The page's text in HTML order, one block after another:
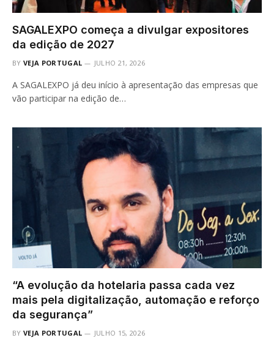
SAGALEXPO começa a divulgar expositores
da edição de 2027
BY VEJA PORTUGAL JULHO 21, 2026
A SAGALEXPO já deu início à apresentação das empresas que
vão participar na edição de…
“A evolução da hotelaria passa cada vez
mais pela digitalização, automação e reforço
da segurança”
BY VEJA PORTUGAL JULHO 15, 2026